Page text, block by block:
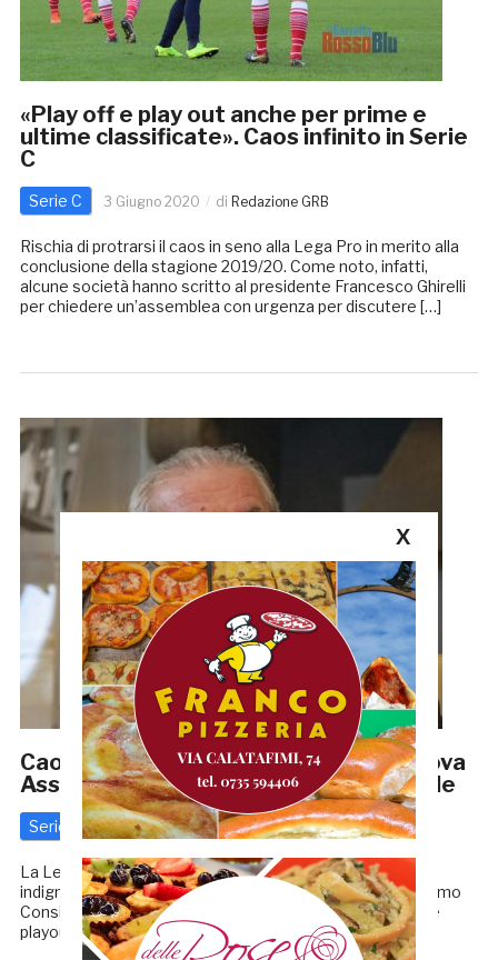
«Play off e play out anche per prime e
ultime classificate». Caos infinito in Serie
C
Serie C 3 Giugno 2020 di Redazione GRB
Rischia di protrarsi il caos in seno alla Lega Pro in merito alla
conclusione della stagione 2019/20. Come noto, infatti,
alcune società hanno scritto al presidente Francesco Ghirelli
per chiedere un’assemblea con urgenza per discutere […]
Caos Lega Pro: i club chiedono una nuova
Assemblea prima del Consiglio Federale
Serie C 2 Giugno 2020 diEnrico Tassotti
La Lega Pro è sempre più nel caos: molti presidenti sono
indignati dopo la decisione, che verrà ratificata nel prossimo
Consiglio Federale dell’8 giugno, di ripartire con i playoff e
playout e la promozione delle […]
X